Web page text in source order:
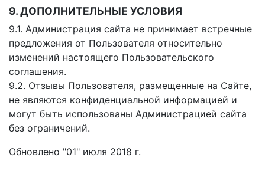
9. ДОПОЛНИТЕЛЬНЫЕ УСЛОВИЯ
9.1. Администрация сайта не принимает встречные
предложения от Пользователя относительно
изменений настоящего Пользовательского
соглашения.
9.2. Отзывы Пользователя, размещенные на Сайте,
не являются конфиденциальной информацией и
могут быть использованы Администрацией сайта
без ограничений.
Обновлено "01" июля 2018 г.